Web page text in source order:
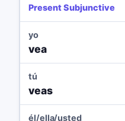
Present Subjunctive
yo
vea
tú
veas
él/ella/usted